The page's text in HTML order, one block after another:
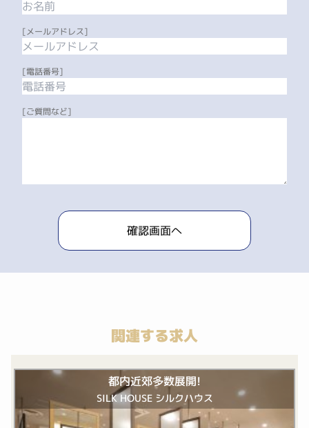
[メールアドレス]
[電話番号]
[ご質問など]
関連する求人
都内近郊多数展開!
SILK HOUSE シルクハウス